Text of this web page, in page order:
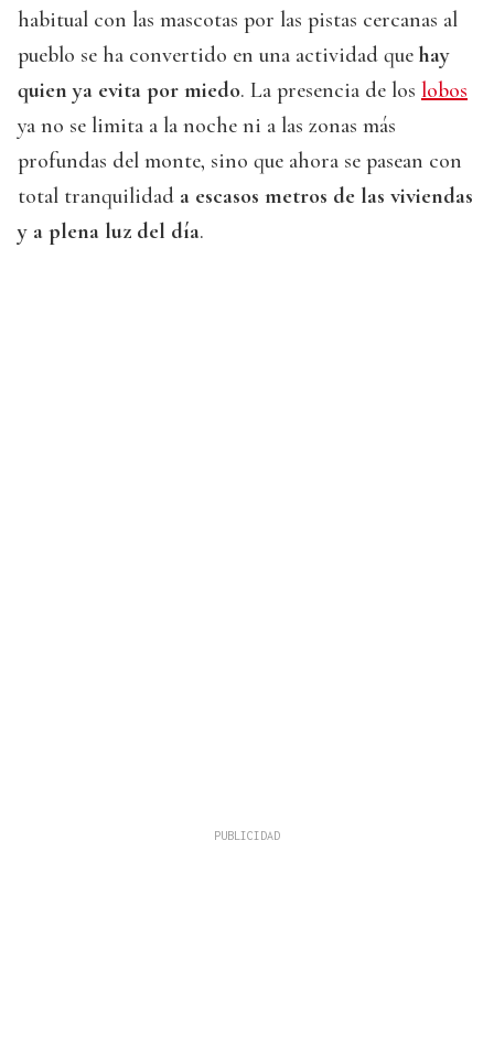
habitual con las mascotas por las pistas cercanas al
pueblo se ha convertido en una actividad que hay
quien ya evita por miedo. La presencia de los lobos
ya no se limita a la noche ni a las zonas más
profundas del monte, sino que ahora se pasean con
total tranquilidad a escasos metros de las viviendas
y a plena luz del día.